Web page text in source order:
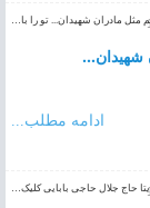
شهیدان...
مثل مادران شهیدان... تو را با…
ادامه مطلب...
حاج جلال حاجی بابایی کلیک…